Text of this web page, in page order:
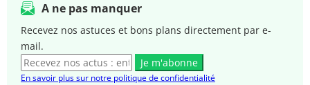
A ne pas manquer
Recevez nos astuces et bons plans directement par e-
mail.
Je m'abonne
En savoir plus sur notre politique de confidentialité